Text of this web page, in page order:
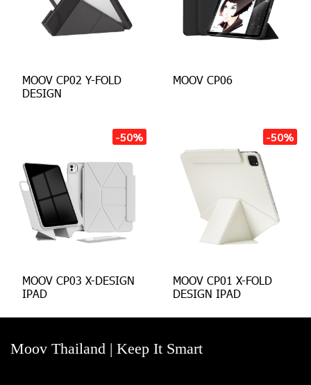
MOOV CP02 Y-FOLD
DESIGN
MOOV CP06
-50%
MOOV CP03 X-DESIGN
IPAD
-50%
MOOV CP01 X-FOLD
DESIGN IPAD
Moov Thailand | Keep It Smart